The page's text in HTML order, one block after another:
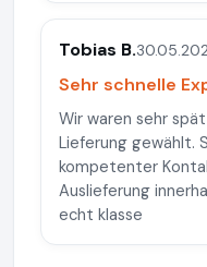
Tobias B.
Sehr schnelle
Wir waren sehr
Lieferung gewählt.
kompetenter
Auslieferung
echt klasse